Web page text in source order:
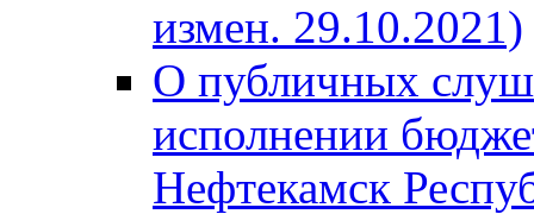
измен. 29.10.2021)
О публичных
исполнении
Нефтекамск